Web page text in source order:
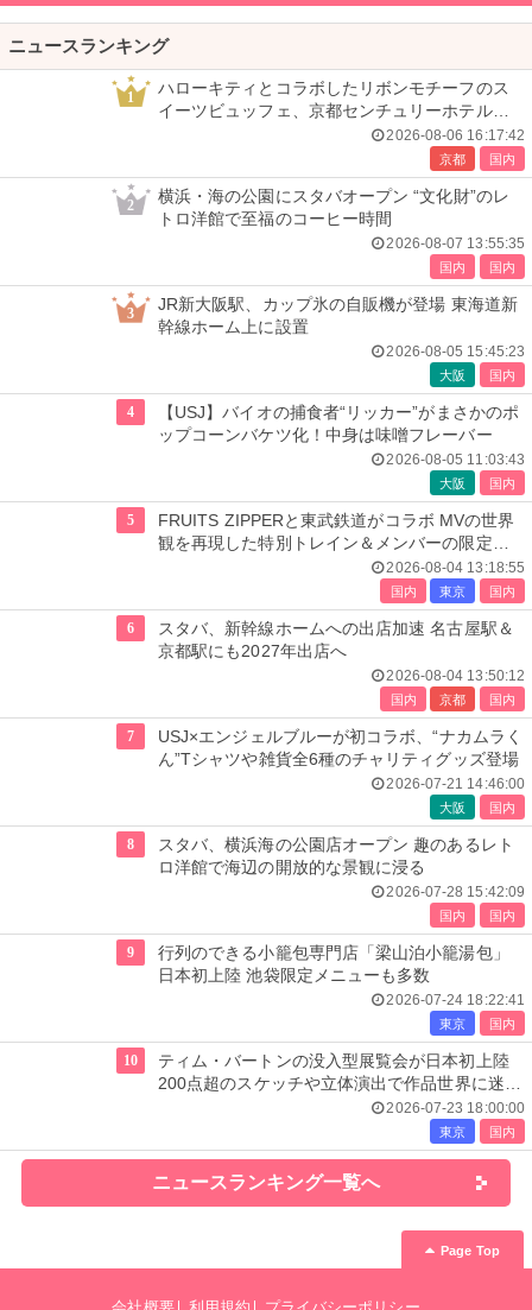
ニュースランキング
1
ハローキティとコラボしたリボンモチーフのス
イーツビュッフェ、京都センチュリーホテルで
2026-08-06 16:17:42
京都 国内
2
横浜・海の公園にスタバオープン “文化財”のレ
トロ洋館で至福のコーヒー時間
2026-08-07 13:55:35
国内 国内
3
JR新大阪駅、カップ氷の自販機が登場 東海道新
幹線ホーム上に設置
2026-08-05 15:45:23
大阪 国内
4
【USJ】バイオの捕食者“リッカー”がまさかのポ
ップコーンバケツ化！中身は味噌フレーバー
2026-08-05 11:03:43
大阪 国内
5
FRUITS ZIPPERと東武鉄道がコラボ MVの世界
観を再現した特別トレイン＆メンバーの限定ア
2026-08-04 13:18:55
国内 東京 国内
6
スタバ、新幹線ホームへの出店加速 名古屋駅＆
京都駅にも2027年出店へ
2026-08-04 13:50:12
国内 京都 国内
7
USJ×エンジェルブルーが初コラボ、“ナカムラく
ん”Tシャツや雑貨全6種のチャリティグッズ登場
2026-07-21 14:46:00
大阪 国内
8
スタバ、横浜海の公園店オープン 趣のあるレト
ロ洋館で海辺の開放的な景観に浸る
2026-07-28 15:42:09
国内 国内
9
行列のできる小籠包専門店「梁山泊小籠湯包」
日本初上陸 池袋限定メニューも多数
2026-07-24 18:22:41
東京 国内
10
ティム・バートンの没入型展覧会が日本初上陸
200点超のスケッチや立体演出で作品世界に迷い
2026-07-23 18:00:00
東京 国内
ニュースランキング一覧へ
Page Top